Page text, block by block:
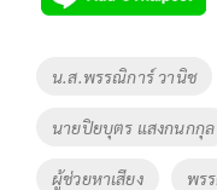
b
o
o
k
er y
Li
k
Tags
น.ส.พรรณิการ์ วานิช
นายปิยบุตร แสงกนกกุล
ผู้ช่วยหาเสียง พร